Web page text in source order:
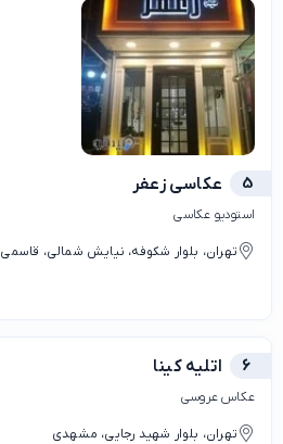
5 عکاسی زعفر
استودیو عکاسی
تهران، بلوار شکوفه، نیایش شمالی، قاسمی
6 اتلیه کینا
عکاس عروسی
تهران، بلوار شهید رجایی، مشهدی